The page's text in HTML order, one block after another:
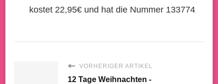
kostet 22,95€ und hat die Nummer 133774.
VORHERIGER ARTIKEL
12 Tage Weihnachten -